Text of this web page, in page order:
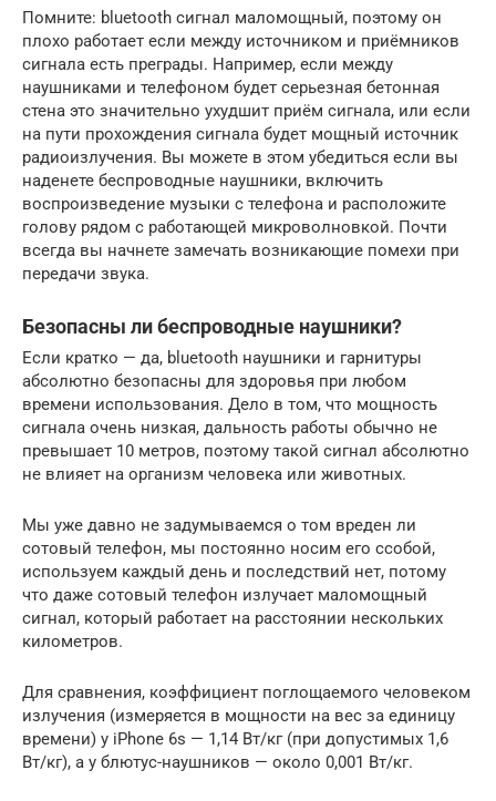
Помните: bluetooth сигнал маломощный, поэтому он
плохо работает если между источником и приёмников
сигнала есть преграды. Например, если между
наушниками и телефоном будет серьезная бетонная
стена это значительно ухудшит приём сигнала, или если
на пути прохождения сигнала будет мощный источник
радиоизлучения. Вы можете в этом убедиться если вы
наденете беспроводные наушники, включить
воспроизведение музыки с телефона и расположите
голову рядом с работающей микроволновкой. Почти
всегда вы начнете замечать возникающие помехи при
передачи звука.
Безопасны ли беспроводные наушники?
Если кратко — да, bluetooth наушники и гарнитуры
абсолютно безопасны для здоровья при любом
времени использования. Дело в том, что мощность
сигнала очень низкая, дальность работы обычно не
превышает 10 метров, поэтому такой сигнал абсолютно
не влияет на организм человека или животных.
Мы уже давно не задумываемся о том вреден ли
сотовый телефон, мы постоянно носим его ссобой,
используем каждый день и последствий нет, потому
что даже сотовый телефон излучает маломощный
сигнал, который работает на расстоянии нескольких
километров.
Для сравнения, коэффициент поглощаемого человеком
излучения (измеряется в мощности на вес за единицу
времени) у iPhone 6s — 1,14 Вт/кг (при допустимых 1,6
Вт/кг), а у блютус-наушников — около 0,001 Вт/кг.